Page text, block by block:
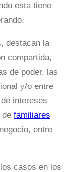
esta tiene
destacan la
compartida,
de poder, las
y/o entre
intereses
de familiares
entre
casos en los